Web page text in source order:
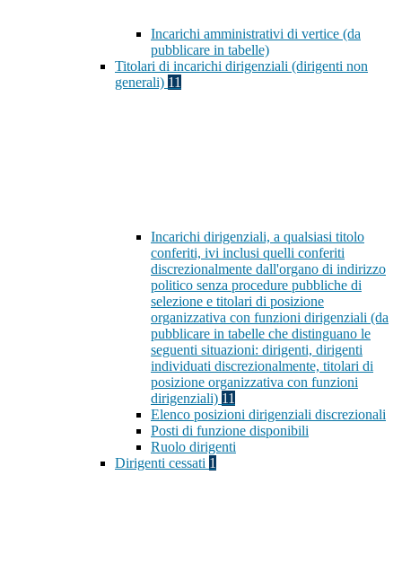
Incarichi amministrativi di vertice (da
pubblicare in tabelle)
Titolari di incarichi dirigenziali (dirigenti non
generali) 11
Incarichi dirigenziali, a qualsiasi titolo
conferiti, ivi inclusi quelli conferiti
discrezionalmente dall'organo di indirizzo
politico senza procedure pubbliche di
selezione e titolari di posizione
organizzativa con funzioni dirigenziali (da
pubblicare in tabelle che distinguano le
seguenti situazioni: dirigenti, dirigenti
individuati discrezionalmente, titolari di
posizione organizzativa con funzioni
dirigenziali) 11
Elenco posizioni dirigenziali discrezionali
Posti di funzione disponibili
Ruolo dirigenti
Dirigenti cessati 1